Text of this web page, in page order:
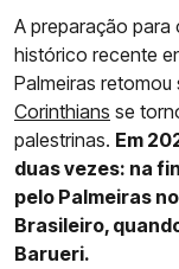
A preparação para
histórico recente
Palmeiras
Corinthians se
palestrinas. Em
duas vezes: na
pelo Palmeiras
Brasileiro,
Barueri.